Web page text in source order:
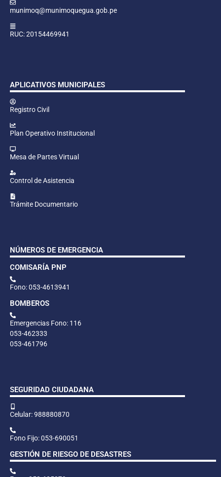
munimoq@munimoquegua.gob.pe
RUC: 20154469941
APLICATIVOS MUNICIPALES
Registro Civil
Plan Operativo Institucional
Mesa de Partes Virtual
Control de Asistencia
Trámite Documentario
NÚMEROS DE EMERGENCIA
COMISARÍA PNP
Fono: 053-4613941
BOMBEROS
Emergencias Fono: 116
053-462333
053-461796
SEGURIDAD CIUDADANA
Celular: 988880870
Fono Fijo: 053-690051
GESTIÓN DE RIESGO DE DESASTRES